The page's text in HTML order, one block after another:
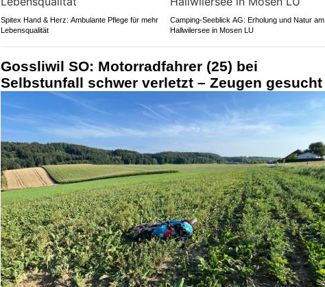
Spitex Hand & Herz: Ambulante Pflege für mehr
Lebensqualität
Camping-Seeblick AG: Erholung und Natur am
Hallwilersee in Mosen LU
Gossliwil SO: Motorradfahrer (25) bei
Selbstunfall schwer verletzt – Zeugen gesucht